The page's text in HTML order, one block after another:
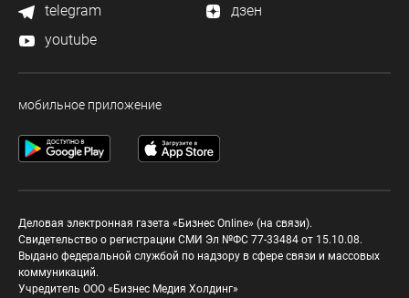
telegram
дзен
youtube
мобильное приложение
Деловая электронная газета «Бизнес Online» (на связи).
Свидетельство о регистрации СМИ Эл №ФС 77-33484 от 15.10.08.
Выдано федеральной службой по надзору в сфере связи и массовых
коммуникаций.
Учредитель ООО «Бизнес Медия Холдинг»